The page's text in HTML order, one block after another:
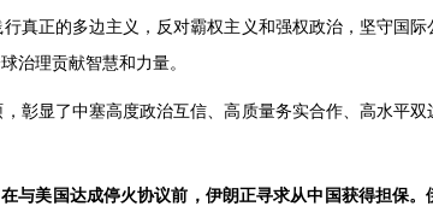
真正的多边主义，反对霸权主义和强权政治，坚守国
治理贡献智慧和力量。
彰显了中塞高度政治互信、高质量务实合作、高水平
美国达成停火协议前，伊朗正寻求从中国获得担保